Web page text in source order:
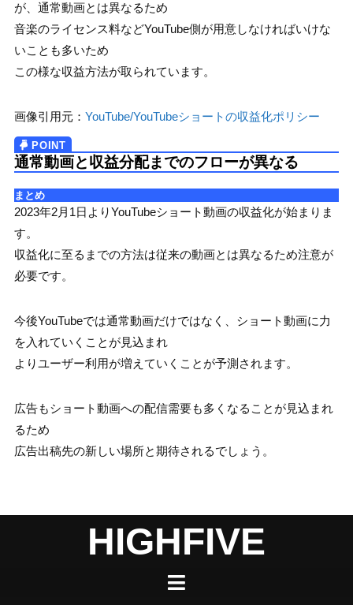
が、通常動画とは異なるため
音楽のライセンス料などYouTube側が用意しなければいけな
いことも多いため
この様な収益方法が取られています。
画像引用元： YouTube/YouTubeショートの収益化ポリシー
通常動画と収益分配までのフローが異なる
まとめ
2023年2月1日よりYouTubeショート動画の収益化が始まりま
す。
収益化に至るまでの方法は従来の動画とは異なるため注意が
必要です。
今後YouTubeでは通常動画だけではなく、ショート動画に力
を入れていくことが見込まれ
よりユーザー利用が増えていくことが予測されます。
広告もショート動画への配信需要も多くなることが見込まれ
るため
広告出稿先の新しい場所と期待されるでしょう。
HIGHFIVE